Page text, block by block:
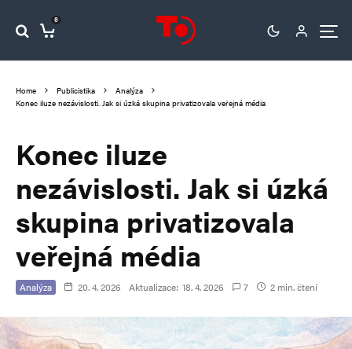
0
Home Publicistika
Analýza
Konec iluze nezávislosti. Jak si úzká skupina privatizovala veřejná média
Konec iluze
nezávislosti. Jak si úzká
skupina privatizovala
veřejná média
Analýza 20. 4. 2026 Aktualizace: 18. 4. 2026 7 2 min. čtení